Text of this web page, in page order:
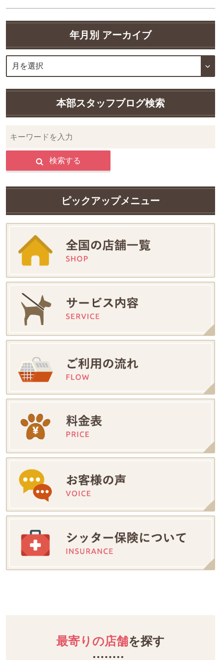
年月別 アーカイブ
本部スタッフブログ検索
検索する
ピックアップメニュー
最寄りの店舗を探す